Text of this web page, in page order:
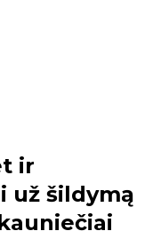
ir
už šildymą